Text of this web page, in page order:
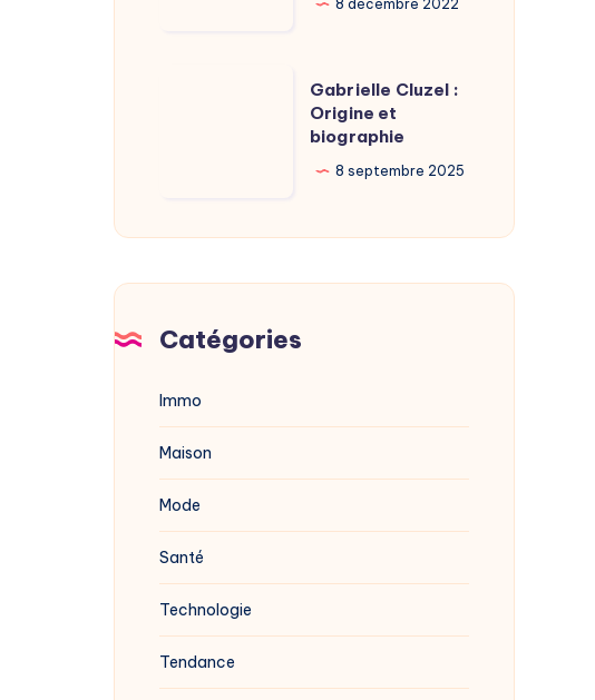
8 décembre 2022
biographie
Gabrielle Cluzel :
Origine et
biographie
8 septembre 2025
Catégories
Immo
Maison
Mode
Santé
Technologie
Tendance